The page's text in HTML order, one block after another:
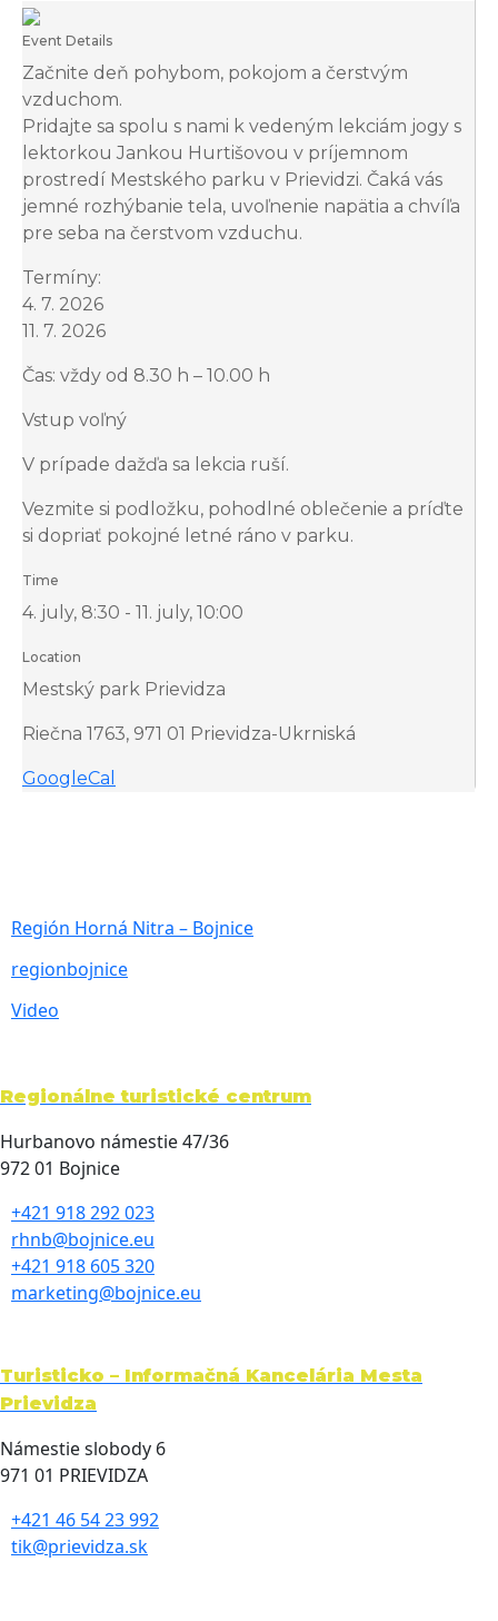
Event Details
Začnite deň pohybom, pokojom a čerstvým
vzduchom.
Pridajte sa spolu s nami k vedeným lekciám jogy s
lektorkou Jankou Hurtišovou v príjemnom
prostredí Mestského parku v Prievidzi. Čaká vás
jemné rozhýbanie tela, uvoľnenie napätia a chvíľa
pre seba na čerstvom vzduchu.
Termíny:
4. 7. 2026
11. 7. 2026
Čas: vždy od 8.30 h – 10.00 h
Vstup voľný
V prípade dažďa sa lekcia ruší.
Vezmite si podložku, pohodlné oblečenie a príďte
si dopriať pokojné letné ráno v parku.
Time
4. july, 8:30 - 11. july, 10:00
Location
Mestský park Prievidza
Riečna 1763, 971 01 Prievidza-Ukrniská
GoogleCal
Región Horná Nitra – Bojnice
regionbojnice
Video
Regionálne turistické centrum
Hurbanovo námestie 47/36
972 01 Bojnice
+421 918 292 023
rhnb@bojnice.eu
+421 918 605 320
marketing@bojnice.eu
Turisticko – Informačná Kancelária Mesta
Prievidza
Námestie slobody 6
971 01 PRIEVIDZA
+421 46 54 23 992
tik@prievidza.sk